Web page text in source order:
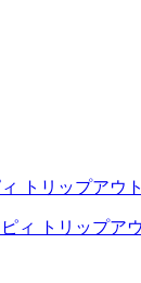
トリップアウト